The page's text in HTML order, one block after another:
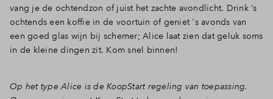
vang je de ochtendzon of juist het zachte avondlicht. Drink ‘s
ochtends een koffie in de voortuin of geniet 's avonds van
een goed glas wijn bij schemer; Alice laat zien dat geluk soms
in de kleine dingen zit. Kom snel binnen!
Op het type Alice is de KoopStart regeling van toepassing.